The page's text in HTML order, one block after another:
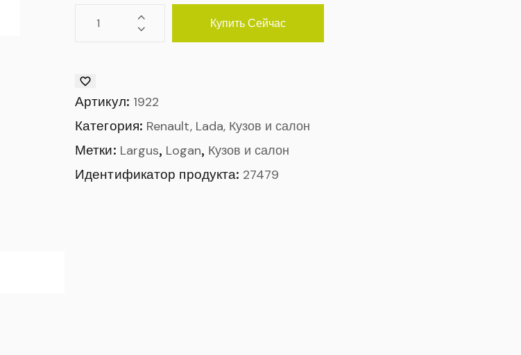
Купить Сейчас
Артикул: 1922
Категория: Renault, Lada, Кузов и салон
Метки: Largus, Logan, Кузов и салон
Идентификатор продукта: 27479